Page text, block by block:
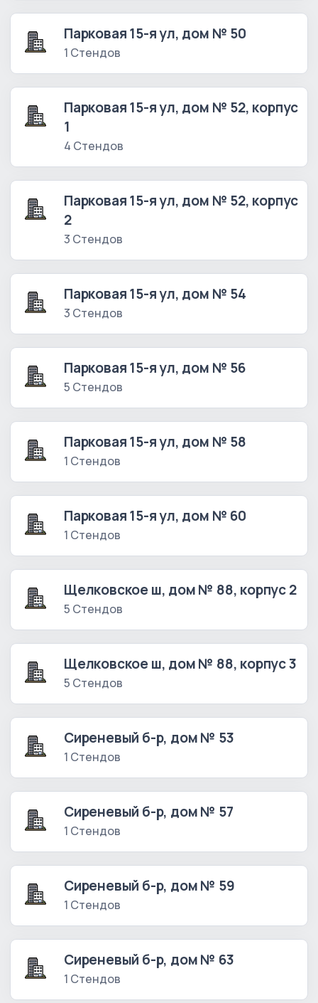
Парковая 15-я ул, дом № 50
1 Стендов
Парковая 15-я ул, дом № 52, корпус
1
4 Стендов
Парковая 15-я ул, дом № 52, корпус
2
3 Стендов
Парковая 15-я ул, дом № 54
3 Стендов
Парковая 15-я ул, дом № 56
5 Стендов
Парковая 15-я ул, дом № 58
1 Стендов
Парковая 15-я ул, дом № 60
1 Стендов
Щелковское ш, дом № 88, корпус 2
5 Стендов
Щелковское ш, дом № 88, корпус 3
5 Стендов
Сиреневый б-р, дом № 53
1 Стендов
Сиреневый б-р, дом № 57
1 Стендов
Сиреневый б-р, дом № 59
1 Стендов
Сиреневый б-р, дом № 63
1 Стендов